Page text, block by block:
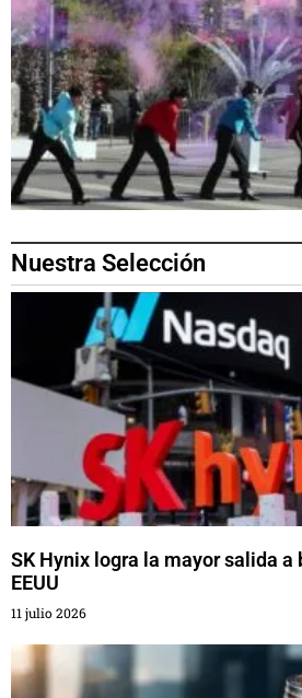
Nuestra Selección
SK Hynix logra la mayor salida a
EEUU
11 julio 2026